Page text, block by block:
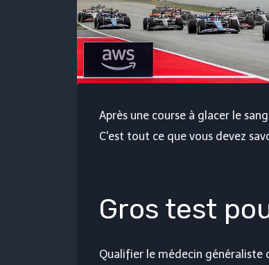
Après une course à glacer le
C'est tout ce que vous devez
Gros test
Qualifier le médecin généraliste